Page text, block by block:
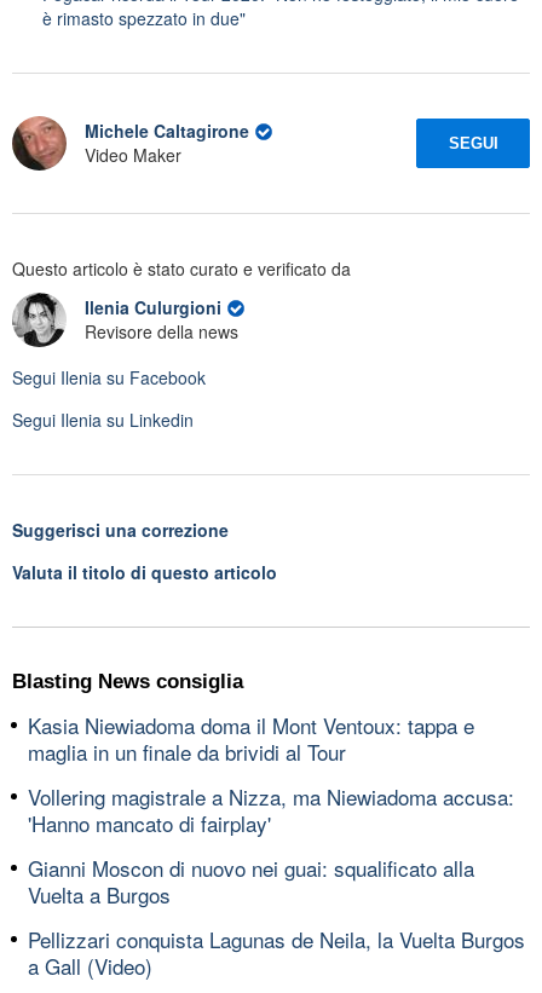
è rimasto spezzato in due"
Michele Caltagirone
Video Maker
SEGUI
Questo articolo è stato curato e verificato da
Ilenia Culurgioni
Revisore della news
Segui Ilenia su Facebook
Segui Ilenia su Linkedin
Suggerisci una correzione
Valuta il titolo di questo articolo
Blasting News consiglia
Kasia Niewiadoma doma il Mont Ventoux: tappa e
maglia in un finale da brividi al Tour
Vollering magistrale a Nizza, ma Niewiadoma accusa:
'Hanno mancato di fairplay'
Gianni Moscon di nuovo nei guai: squalificato alla
Vuelta a Burgos
Pellizzari conquista Lagunas de Neila, la Vuelta Burgos
a Gall (Video)